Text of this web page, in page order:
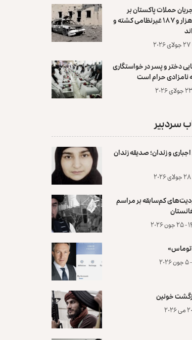
حملات پاکستان بر
افغانستان هزار و ۱۸۷ غیرنظامی کشته و
دختر و پسر در خواستگاری
نامزادی حرام است
سردبیر
و زندان؛ صدیقه زندان
کم‌سابقه بر مراسم
خونین